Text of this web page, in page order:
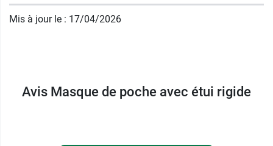
pendant une réanimation aussi bien sur un
enfant que sur un adulte.
donc gagner un temps précieux pour débuter la
réanimation de la victime. Par ailleurs, les
Mis à jour le : 17/04/2026
Avis Masque de poche avec étui rigide